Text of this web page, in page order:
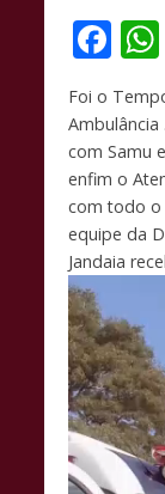
F
ac
e
b
o
o
k
Foi o
com Samu
enfim o
com todo o
equipe da
Jandaia
Tocador
de
vídeo